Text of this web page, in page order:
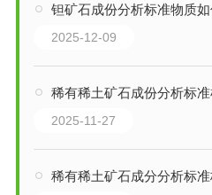
钽矿石成份分析标准物质如
2025-12-09
稀有稀土矿石成份分析标
2025-11-27
稀有稀土矿石成分分析标